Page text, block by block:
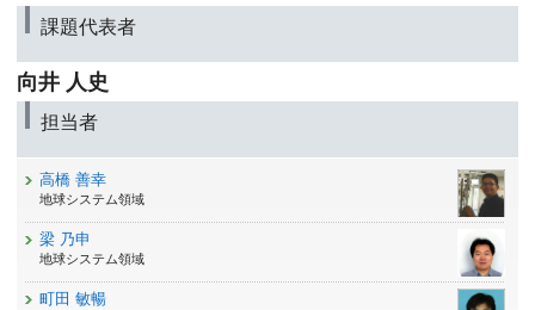
課題代表者
向井 人史
担当者
高橋 善幸
地球システム領域
梁 乃申
地球システム領域
町田 敏暢